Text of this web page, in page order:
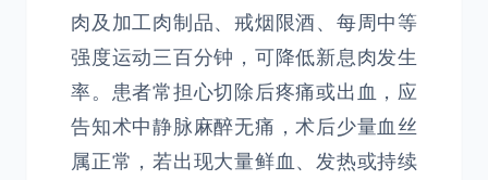
肉及加工肉制品、戒烟限酒、每周中等
强度运动三百分钟，可降低新息肉发生
率。患者常担心切除后疼痛或出血，应
告知术中静脉麻醉无痛，术后少量血丝
属正常，若出现大量鲜血、发热或持续